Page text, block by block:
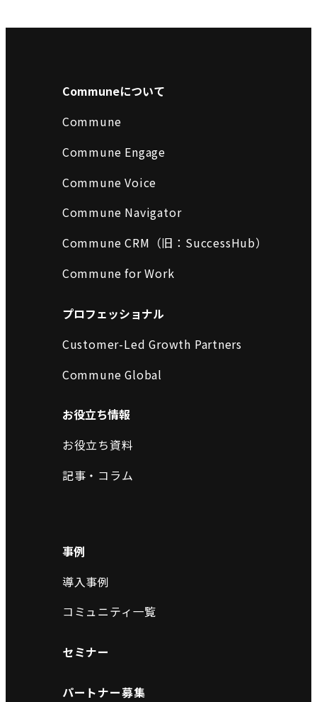
Communeについて
Commune
Commune Engage
Commune Voice
Commune Navigator
Commune CRM（旧：SuccessHub）
Commune for Work
プロフェッショナル
Customer-Led Growth Partners
Commune Global
お役立ち情報
お役立ち資料
記事・コラム
事例
導入事例
コミュニティ一覧
セミナー
パートナー募集